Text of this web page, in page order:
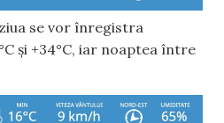
se vor înregistra
și +34°C, iar noaptea între